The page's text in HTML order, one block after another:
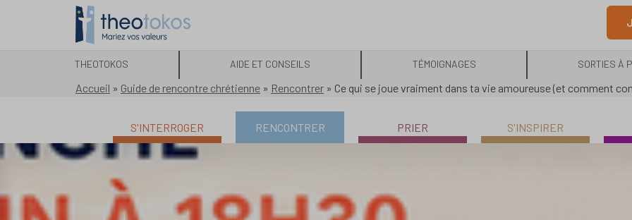
THEOTOKOS AIDE ET CONSEILS TÉMOIGNAGES SORTIES À
Accueil » Guide de rencontre chrétienne » Rencontrer » Ce qui se joue vraiment dans ta vie amoureuse (et comment
S'INTERROGER RENCONTRER PRIER S'INSPIRER